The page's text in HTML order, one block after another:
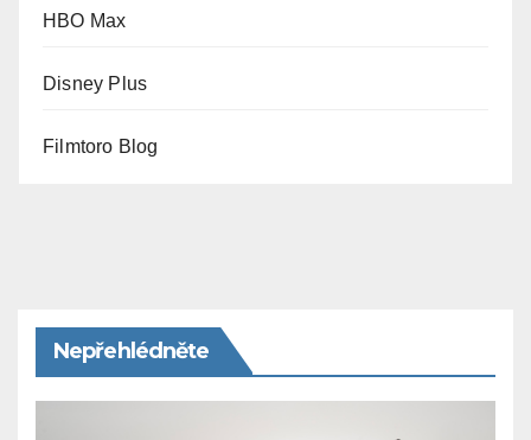
HBO Max
Disney Plus
Filmtoro Blog
Nepřehlédněte